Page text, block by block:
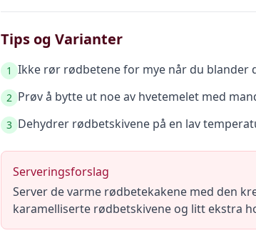
Tips og Varianter
1 Ikke rør rødbetene for mye når du blander
2 Prøv å bytte ut noe av hvetemelet med
3 Dehydrer rødbetskivene på en lav
Serveringsforslag
Server de varme rødbetekakene med den
karamelliserte rødbetskivene og litt ekstra